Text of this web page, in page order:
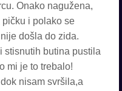
Onako nagužena,
i polako se
došla do zida.
stisnutih butina pustila
mi je to trebalo!
nisam svršila,a